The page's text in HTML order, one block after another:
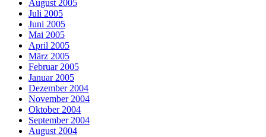
August 2005
Juli 2005
Juni 2005
Mai 2005
April 2005
März 2005
Februar 2005
Januar 2005
Dezember 2004
November 2004
Oktober 2004
September 2004
August 2004